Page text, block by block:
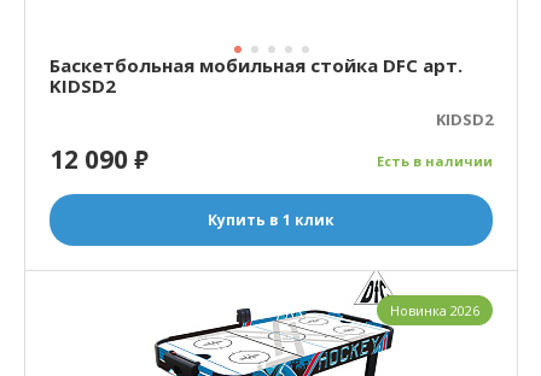
Баскетбольная мобильная стойка DFC арт.
KIDSD2
KIDSD2
Есть в наличии
12 090₽
Купить в 1 клик
Новинка 2026